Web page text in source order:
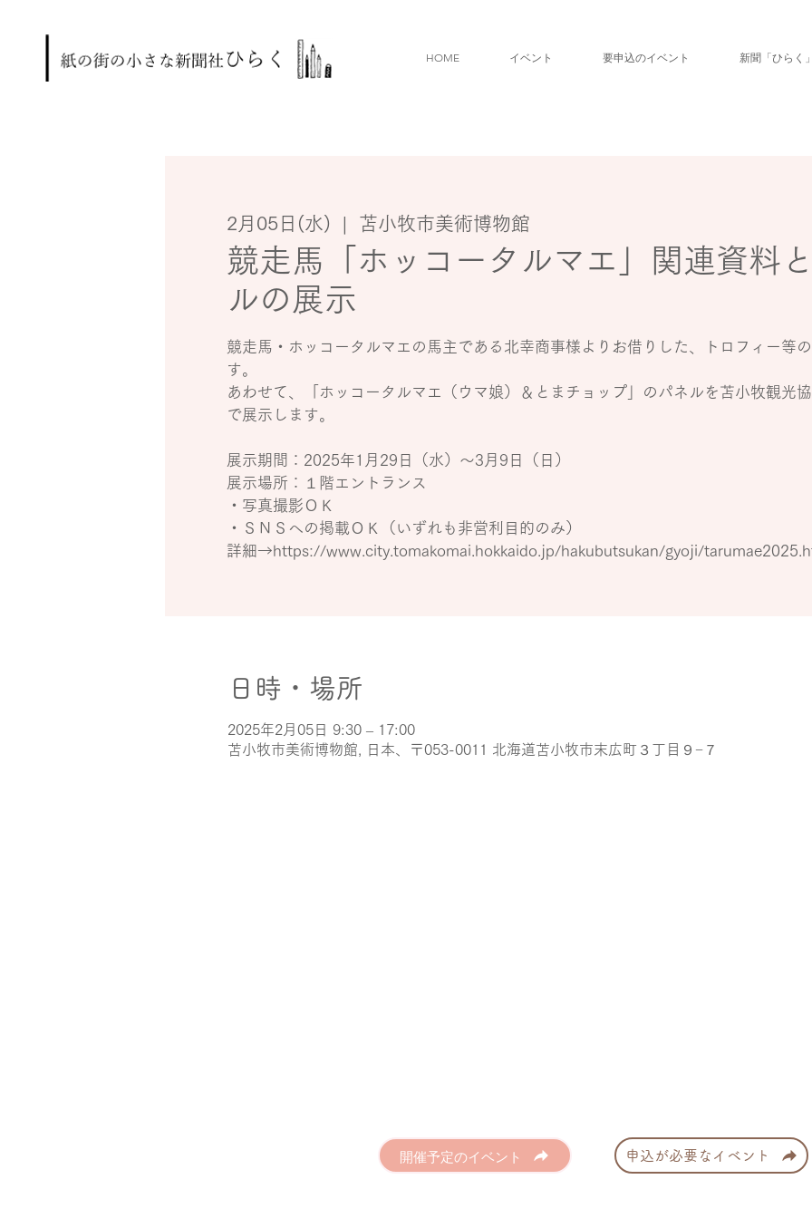
HOME イベント 要申込のイベント 新聞「ひらく
2月05日(水) 苫小牧市美術博物館
競走馬「ホッコータルマエ」関連資料
ルの展示
競走馬・ホッコータルマエの馬主である北幸商事様よりお借りした、トロフィー等
す。
あわせて、「ホッコータルマエ（ウマ娘）＆とまチョップ」のパネルを苫小牧観光
で展示します。
展示期間：2025年1月29日（水）～3月9日（日）
展示場所：１階エントランス
・写真撮影ＯＫ
・ＳＮＳへの掲載ＯＫ（いずれも非営利目的のみ）
詳細→https://www.city.tomakomai.hokkaido.jp/hakubutsukan/gyoji/
日時・場所
2025年2月05日 9:30 – 17:00
苫小牧市美術博物館, 日本、〒053-0011 北海道苫小牧市末広町３丁目９−７
開催予定のイベント 申込が必要なイベント